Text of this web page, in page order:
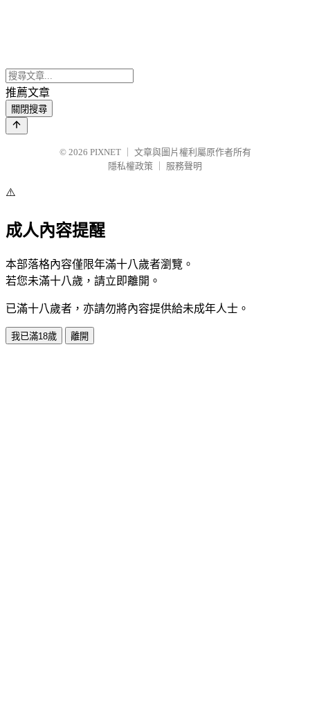
推薦文章
關閉搜尋
© 2026 PIXNET
文章與圖片權利屬原作者所有
隱私權政策
服務聲明
⚠️
成人內容提醒
本部落格內容僅限年滿十八歲者瀏覽。
若您未滿十八歲，請立即離開。
已滿十八歲者，亦請勿將內容提供給未成年人士。
我已滿18歲 離開